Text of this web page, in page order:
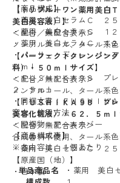
【トリプル＋ワン薬用美白
美白美容液）】
＜配合／無配合表示＞
ノンアルコール、タール系
【パーフェクトクレンジン
料）・５０ｍｌサイズ】
＜配合／無配合表示＞
ノンアルコール、タール系
【ＦＵＳＨＩＫＡ９８ プ
美容化粧液）・６２．５ｍｌ
＜配合／無配合表示＞
合成香料不使用、タール系
・薬用 美白セラムＣ ２５
【原産国（地）】
・日本製
【商品構成】
・薬用 美白セラムＣ ２５
・薬用 美白セラムＣ １２
・薬用 美白セラムＣ １２
・パーリー デュー パーフ
０ｍｌ
・ＦＵＳＨＩＫＡ９８ プ
２．５ｍｌ
・同梱文書：ＦＵＳＨＩ
容水 使用方法
・同梱物：アームカバー
【商品構成表】
※各内容は、１個あたり
単品商品名
・薬用 美白